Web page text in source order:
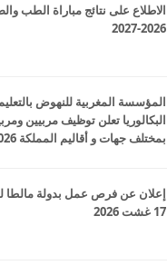
الاطلاع على نتائج مباراة الطب
2026-2027
البكالوريا تعلن توظيف مربيين
بمختلف جهات و أقاليم المملكة 2026
إعلان عن فرص عمل بدولة مالطا
17 غشت 2026